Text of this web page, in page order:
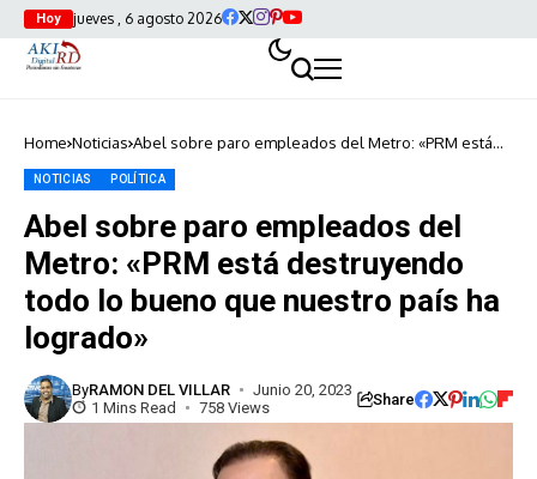
Hoy jueves , 6 agosto 2026
Home Noticias Abel sobre paro empleados del Metro: «PRM está
logrado»
NOTICIAS POLÍTICA
Abel sobre paro empleados del
Metro: «PRM está destruyendo
todo lo bueno que nuestro país ha
logrado»
ByRAMON DEL VILLAR
Junio 20, 2023
1 Mins Read
758 Views Share